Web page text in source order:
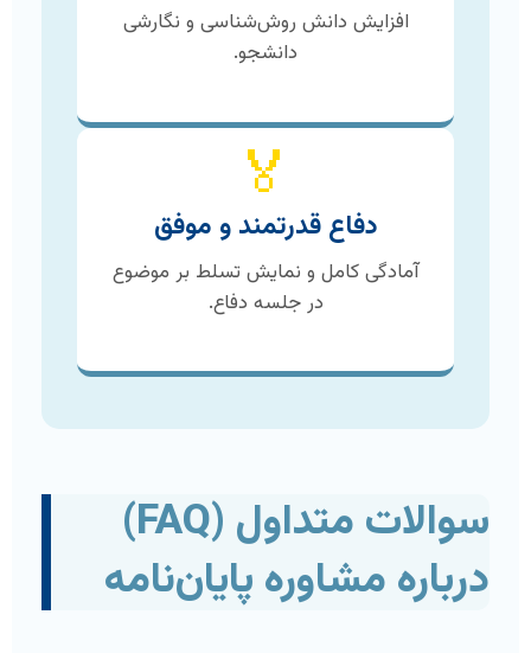
افزایش دانش روش‌شناسی و نگارشی
دانشجو.
🏅
دفاع قدرتمند و موفق
آمادگی کامل و نمایش تسلط بر موضوع
در جلسه دفاع.
سوالات متداول (FAQ)
درباره مشاوره پایان‌نامه